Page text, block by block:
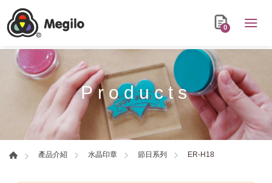
0
Products
產品介紹 水晶印章 節日系列 ER-H18